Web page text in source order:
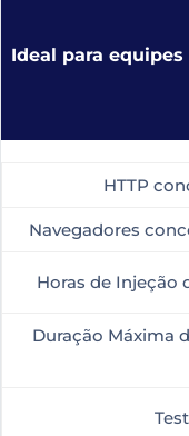
Ideal para
HTTP
Navegadores
Horas de Injeção
Duração Máxima